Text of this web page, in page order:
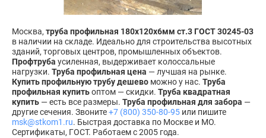
Москва, труба профильная 180х120х6мм ст.3 ГОСТ 30245-03
в наличии на складе. Идеально для строительства высотных
зданий, торговых центров, промышленных объектов.
Профтруба усиленная, выдерживает колоссальные
нагрузки. Труба профильная цена — лучшая на рынке.
Купить профильную трубу дешево можно у нас. Труба
профильная купитьоптом — скидки. Труба квадратная
купить — есть все размеры. Труба профильная для забора —
другие сечения. Звоните+7 (800) 350-80-95 или пишите
msk@stkom1.ru. Быстрая доставка по Москве и МО.
Сертификаты, ГОСТ. Работаем с 2005 года.